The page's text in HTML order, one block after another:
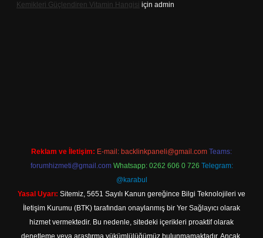
Kemikleri Güçlendiren Vitamin Hangisi için admin
Reklam ve İletişim: E-mail: backlinkpaneli@gmail.com Teams:
forumhizmeti@gmail.com Whatsapp: 0262 606 0 726 Telegram:
@karabul
Yasal Uyarı: Sitemiz, 5651 Sayılı Kanun gereğince Bilgi Teknolojileri ve
İletişim Kurumu (BTK) tarafından onaylanmış bir Yer Sağlayıcı olarak
hizmet vermektedir. Bu nedenle, sitedeki içerikleri proaktif olarak
denetleme veya araştırma yükümlülüğümüz bulunmamaktadır. Ancak,